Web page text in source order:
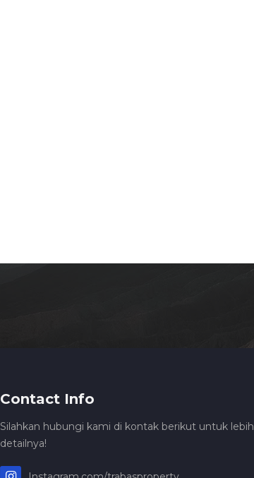
Contact Info
Silahkan hubungi kami di kontak berikut untuk lebih
detailnya!